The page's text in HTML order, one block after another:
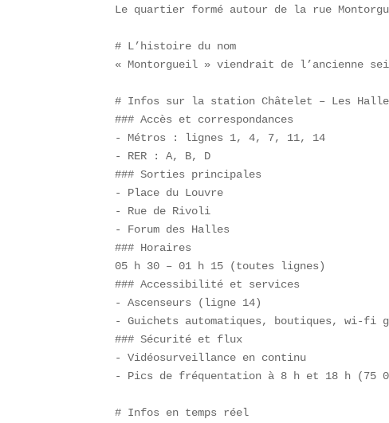
Le quartier formé autour de la rue
# L’histoire du nom
« Montorgueil » viendrait de l’ancienne
# Infos sur la station Châtelet – Les
### Accès et correspondances
- Métros : lignes 1, 4, 7, 11, 14
- RER : A, B, D
### Sorties principales
- Place du Louvre
- Rue de Rivoli
- Forum des Halles
### Horaires
05 h 30 – 01 h 15 (toutes lignes)
### Accessibilité et services
- Ascenseurs (ligne 14)
- Guichets automatiques, boutiques, wi-
### Sécurité et flux
- Vidéosurveillance en continu
- Pics de fréquentation à 8 h et 18 h (75
# Infos en temps réel